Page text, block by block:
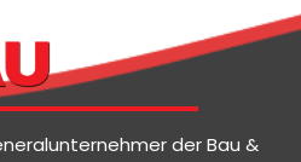
der Bau &